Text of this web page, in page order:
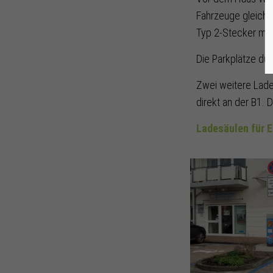
Fahrzeuge
Typ 2-Stecker
Die Parkplätze
Zwei weitere
direkt an der B1.
Ladesäulen für